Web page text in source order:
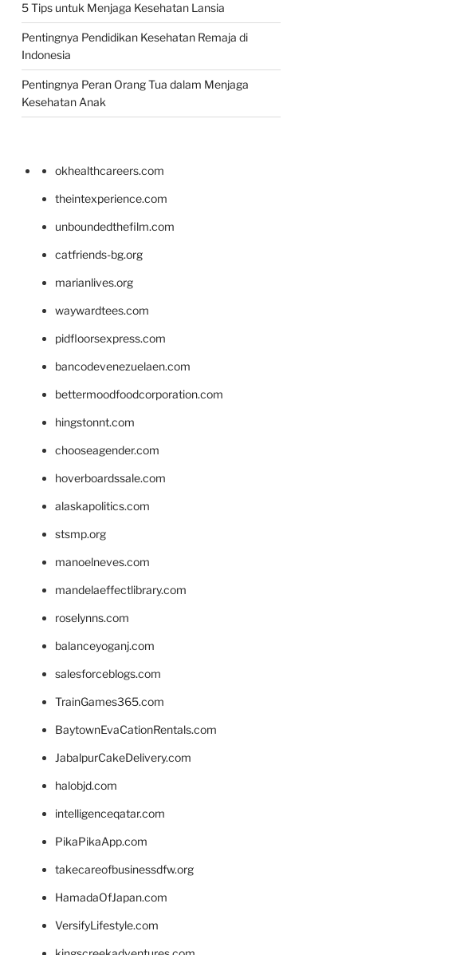
5 Tips untuk Menjaga Kesehatan Lansia
Pentingnya Pendidikan Kesehatan Remaja di
Indonesia
Pentingnya Peran Orang Tua dalam Menjaga
Kesehatan Anak
okhealthcareers.com
theintexperience.com
unboundedthefilm.com
catfriends-bg.org
marianlives.org
waywardtees.com
pidfloorsexpress.com
bancodevenezuelaen.com
bettermoodfoodcorporation.com
hingstonnt.com
chooseagender.com
hoverboardssale.com
alaskapolitics.com
stsmp.org
manoelneves.com
mandelaeffectlibrary.com
roselynns.com
balanceyoganj.com
salesforceblogs.com
TrainGames365.com
BaytownEvaCationRentals.com
JabalpurCakeDelivery.com
halobjd.com
intelligenceqatar.com
PikaPikaApp.com
takecareofbusinessdfw.org
HamadaOfJapan.com
VersifyLifestyle.com